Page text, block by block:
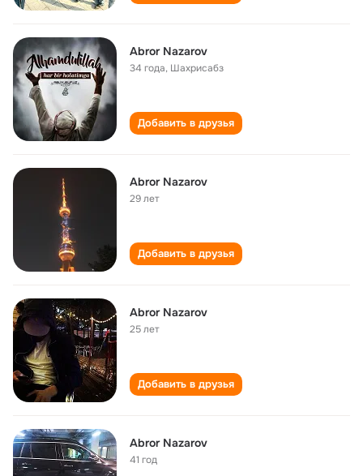
Abror Nazarov
34 года, Шахрисабз
Добавить в друзья
Abror Nazarov
29 лет
Добавить в друзья
Abror Nazarov
25 лет
Добавить в друзья
Abror Nazarov
41 год